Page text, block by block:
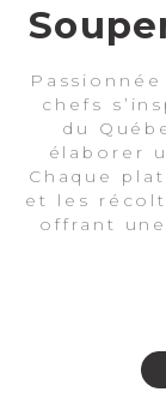
chefs
du
élaborer
Chaque
et les
offrant